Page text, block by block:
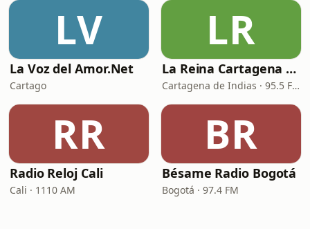
LV
La Voz del Amor.Net
Cartago
LR
La Reina Cartagena de Indias
Cartagena de Indias · 95.5 FM
RR
Radio Reloj Cali
Cali · 1110 AM
BR
Bésame Radio Bogotá
Bogotá · 97.4 FM